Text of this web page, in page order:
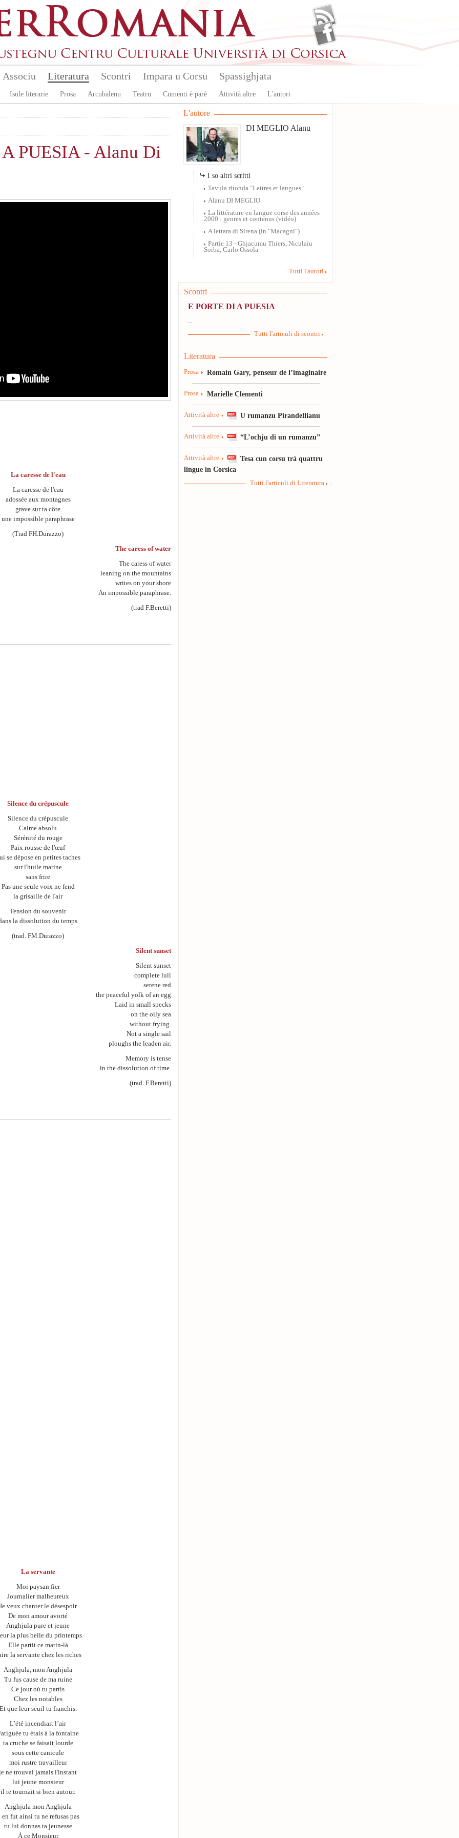
Associu Literatura
Isule literarie Prosa Arcubalenu Teatru Cumenti è parè Attività altre L'autori
Scontri Impara u Corsu Spassighjata
PUESIA - Alanu Di
La caresse de l'eau
La caresse de l'eau
adossée aux montagnes
grave sur ta côte
une impossible paraphrase
(Trad FH.Durazzo)
The caress of water
The caress of water
leaning on the mountains
writes on your shore
An impossible paraphrase.
(trad F.Beretti)
Silence du crépuscule
Silence du crépuscule
Calme absolu
Sérénité du rouge
Paix rousse de l'œuf
se dépose en petites taches
sur l'huile marine
sans frire
Pas une seule voix ne fend
la grisaille de l'air
Tension du souvenir
la dissolution du temps
(trad. FM.Durazzo)
Silent sunset
Silent sunset
complete lull
serene red
the peaceful yolk of an egg
Laid in small specks
on the oily sea
without frying.
Not a single sail
ploughs the leaden air.
Memory is tense
in the dissolution of time.
(trad. F.Beretti)
La servante
Moi paysan fier
Journalier malheureux
Je veux chanter le désespoir
De mon amour avorté
Anghjula pure et jeune
la plus belle du printemps
Elle partit ce matin-là
la servante chez les riches
Anghjula, mon Anghjula
Tu fus cause de ma ruine
Ce jour où tu partis
Chez les notables
Et que leur seuil tu franchis.
L’été incendiait l’air
tu étais à la fontaine
ta cruche se faisait lourde
sous cette canicule
moi rustre travailleur
ne trouvai jamais l'instant
lui jeune monsieur
il te tournait si bien autour.
Anghjula mon Anghjula
en fut ainsi tu ne refusas pas
tu lui donnas ta jeunesse
À ce Monsieur
L'autore
DI MEGLIO Alanu
I so altri scritti
Tavula ritonda "Lettres et langues"
Alanu DI MEGLIO
La littérature en langue corse des années
2000 : genres et contenus (vidéo)
A lettara di Sirena (in "Macagni")
Partie 13 - Ghjacumu Thiers, Niculaiu
Sorba, Carlo Ossola
Tutti l'autori
Scontri
E PORTE DI A PUESIA
...
Tutti l'articuli di scontri
Literatura
Prosa Romain Gary, penseur de l’imaginaire
Prosa Marielle Clementi
Attività altre U rumanzu Pirandellianu
Attività altre “L’ochju di un rumanzu”
Attività altre
Tesa cun corsu trà quattru
lingue in Corsica
Tutti l'articuli di Literatura